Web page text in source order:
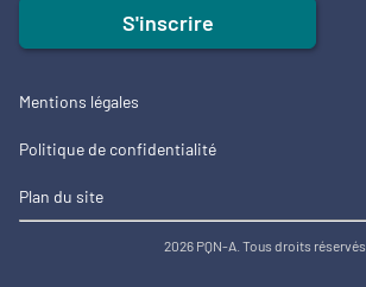
S'inscrire
Mentions légales
Politique de confidentialité
Plan du site
2026 PQN-A. Tous droits réservés.